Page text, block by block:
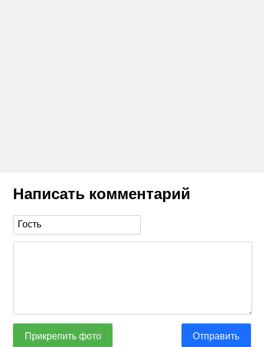
Написать комментарий
Прикрепить фото Отправить